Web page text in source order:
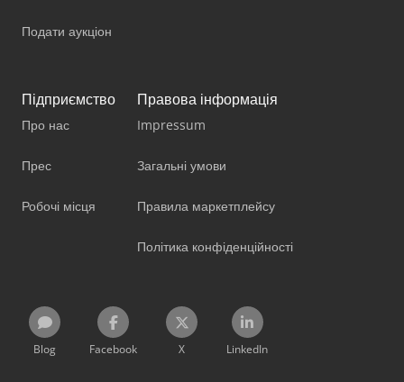
Подати аукціон
Підприємство
Про нас
Прес
Робочі місця
Правова інформація
Impressum
Загальні умови
Правила маркетплейсу
Політика конфіденційності
Blog Facebook X LinkedIn